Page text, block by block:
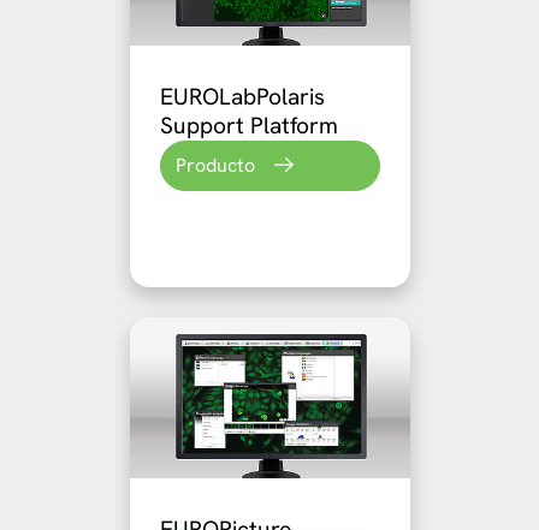
EUROLabPolaris
Support Platform
Producto